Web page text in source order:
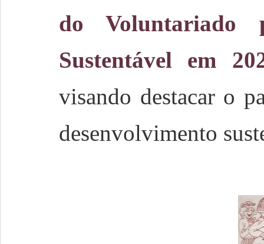
do Voluntariado
Sustentável em
visando destacar o
desenvolvimento